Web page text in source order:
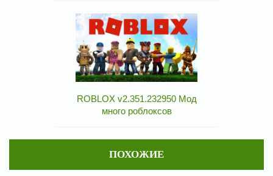
ROBLOX v2.351.232950 Мод
много роблоксов
ПОХОЖИЕ